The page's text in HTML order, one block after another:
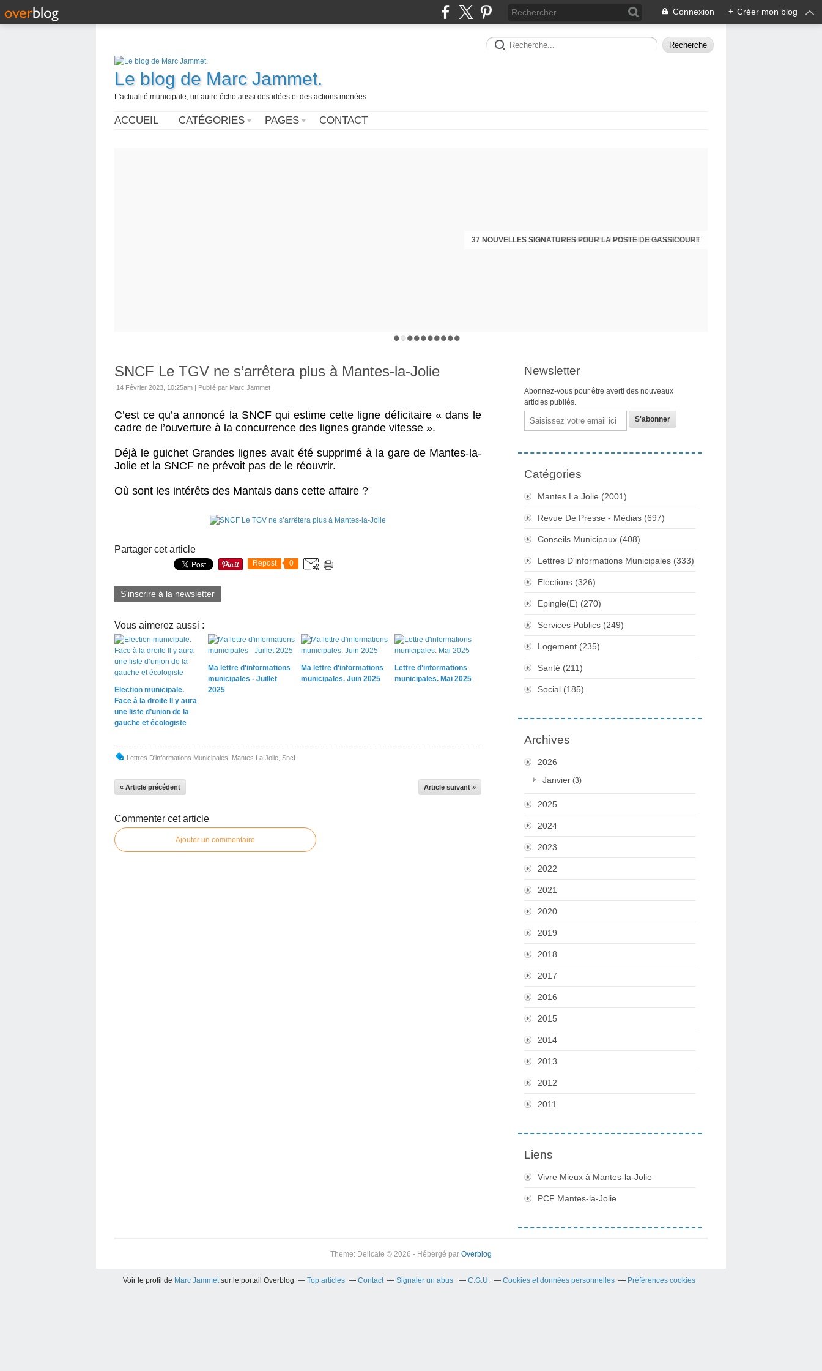
Connexion + Créer mon blog
Le blog de Marc Jammet.
L'actualité municipale, un autre écho aussi des idées et des actions menées
ACCUEIL CATÉGORIES PAGES CONTACT
37 NOUVELLES SIGNATURES POUR LA POSTE DE GASSICOURT
DIMANCHE 25 JANVIER, JE VOUS INVITE
SNCF Le TGV ne s’arrêtera plus à Mantes-la-Jolie
14 Février 2023, 10:25am | Publié par Marc Jammet
C’est ce qu’a annoncé la SNCF qui estime cette ligne déficitaire « dans le
cadre de l’ouverture à la concurrence des lignes grande vitesse ».
Déjà le guichet Grandes lignes avait été supprimé à la gare de Mantes-la-
Jolie et la SNCF ne prévoit pas de le réouvrir.
Où sont les intérêts des Mantais dans cette affaire ?
Partager cet article
Repost 0
S'inscrire à la newsletter
Vous aimerez aussi :
Election municipale.
Face à la droite Il y aura
une liste d’union de la
gauche et écologiste
Ma lettre d'informations
municipales - Juillet
2025
Ma lettre d'informations
municipales. Juin 2025
Lettre d'informations
municipales. Mai 2025
Lettres D'informations Municipales Mantes La Jolie Sncf
« Article précédent Article suivant »
Commenter cet article
Ajouter un commentaire
Newsletter
Abonnez-vous pour être averti des nouveaux
articles publiés.
Email
Catégories
Mantes La Jolie (2001)
Revue De Presse - Médias (697)
Conseils Municipaux (408)
Lettres D'informations Municipales (333)
Elections (326)
Epingle(e) (270)
Services Publics (249)
Logement (235)
Santé (211)
Social (185)
Archives
2026
Janvier (3)
2025
2024
2023
2022
2021
2020
2019
2018
2017
2016
2015
2014
2013
2012
2011
Liens
Vivre Mieux à Mantes-la-Jolie
PCF Mantes-la-Jolie
Theme: Delicate © 2026 - Hébergé par Overblog
Voir le profil de Marc Jammetsur le portail Overblog Top articles Contact Signaler un abus C.G.U. Cookies et données personnelles Préférences cookies